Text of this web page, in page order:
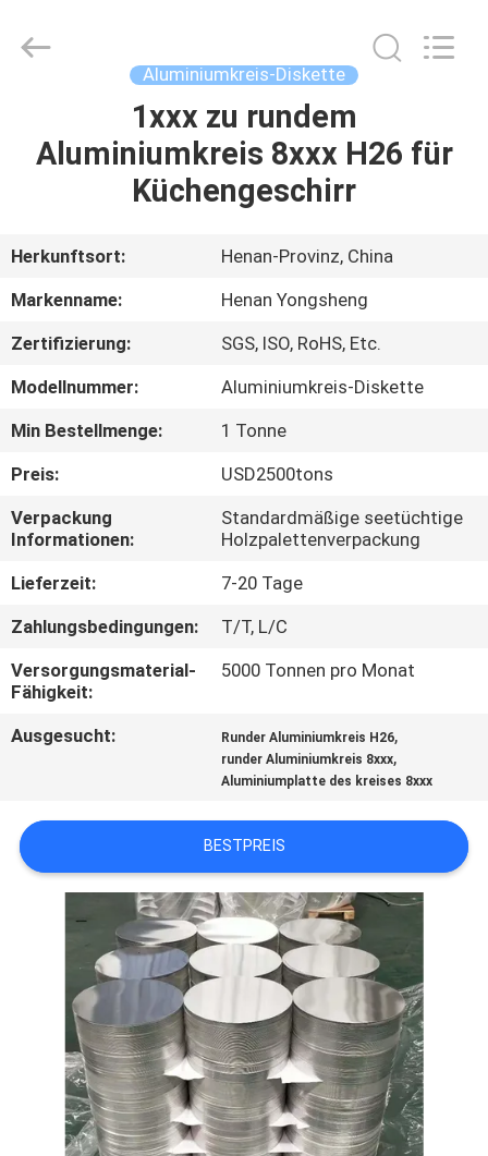
PRODUKTE
ÜBER
UNS
FABRIK-
AUSFLUG
QUALITÄTSKONTROLLE
TRETEN
SIE
MIT
IN
VERBINDUNG
FÄLLE
FORDERN
SIE EIN
ZITAT
SITEMAP
DATENSCHUTZRICHTLINIE
Industry
Co.,Ltd..
Aluminiumkreis-Diskette
1xxx zu rundem
Aluminiumkreis 8xxx H26 für
Küchengeschirr
Herkunftsort:
Henan-Provinz, China
Markenname:
Henan Yongsheng
Zertifizierung:
SGS, ISO, RoHS, Etc.
Modellnummer:
Aluminiumkreis-Diskette
Min Bestellmenge:
1 Tonne
Preis:
USD2500tons
Verpackung
Informationen:
Standardmäßige seetüchtige
Holzpalettenverpackung
Lieferzeit:
7-20 Tage
Zahlungsbedingungen:
T/T, L/C
Versorgungsmaterial-
Fähigkeit:
5000 Tonnen pro Monat
Ausgesucht: Runder Aluminiumkreis H26,
runder Aluminiumkreis 8xxx,
Aluminiumplatte des kreises 8xxx
BESTPREIS